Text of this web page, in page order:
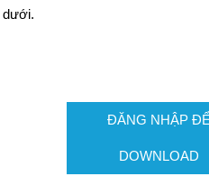
dưới.
ĐĂNG NHẬP ĐỂ
DOWNLOAD